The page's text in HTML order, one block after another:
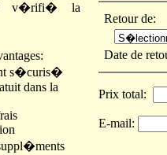
v�rifi� la
s�curis�
dans la
Retour de:
Date de
Prix total:
E-mail: